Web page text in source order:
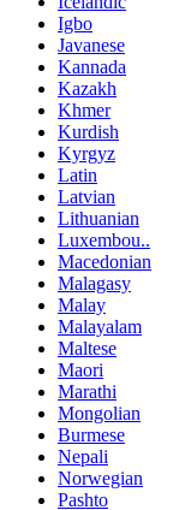
Igbo
Javanese
Kannada
Kazakh
Khmer
Kurdish
Kyrgyz
Latin
Latvian
Lithuanian
Luxembou..
Macedonian
Malagasy
Malay
Malayalam
Maltese
Maori
Marathi
Mongolian
Burmese
Nepali
Norwegian
Pashto